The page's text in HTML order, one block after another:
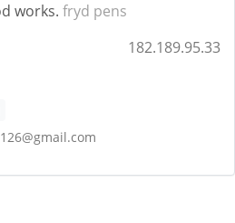
works. fryd pens
182.189.95.33